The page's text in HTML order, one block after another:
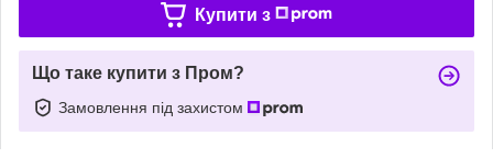
Купити з
Що таке купити з Пром?
Замовлення під захистом